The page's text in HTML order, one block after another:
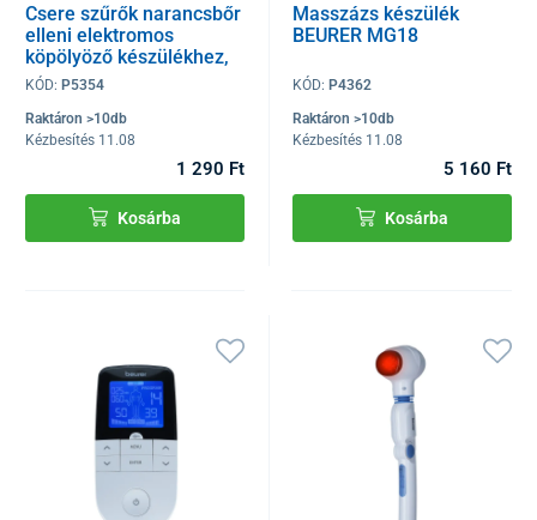
Csere szűrők narancsbőr
elleni elektromos
köpölyöző készülékhez,
5 db
KÓD: P5354
Raktáron >10db
Kézbesítés 11.08
1 290 Ft
Kosárba
Masszázs készülék
BEURER MG18
KÓD: P4362
Raktáron >10db
Kézbesítés 11.08
5 160 Ft
Kosárba